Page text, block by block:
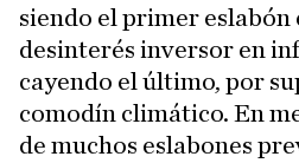
siendo el primer eslabón
desinterés inversor en
cayendo el último, por
comodín climático. En
de muchos eslabones